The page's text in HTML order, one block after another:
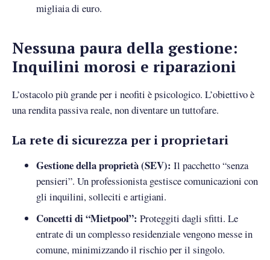
migliaia di euro.
Nessuna paura della gestione:
Inquilini morosi e riparazioni
L’ostacolo più grande per i neofiti è psicologico. L’obiettivo è
una rendita passiva reale, non diventare un tuttofare.
La rete di sicurezza per i proprietari
Gestione della proprietà (SEV): Il pacchetto “senza
pensieri”. Un professionista gestisce comunicazioni con
gli inquilini, solleciti e artigiani.
Concetti di “Mietpool”: Proteggiti dagli sfitti. Le
entrate di un complesso residenziale vengono messe in
comune, minimizzando il rischio per il singolo.